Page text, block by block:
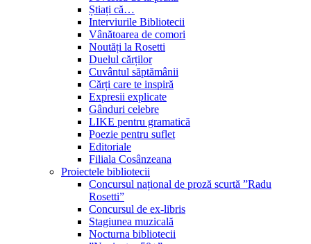
Știați că…
Interviurile Bibliotecii
Vânătoarea de comori
Noutăți la Rosetti
Duelul cărților
Cuvântul săptămânii
Cărți care te inspiră
Expresii explicate
Gânduri celebre
LIKE pentru gramatică
Poezie pentru suflet
Editoriale
Filiala Cosânzeana
Proiectele bibliotecii
Concursul național de proză scurtă ”Radu
Rosetti”
Concursul de ex-libris
Stagiunea muzicală
Nocturna bibliotecii